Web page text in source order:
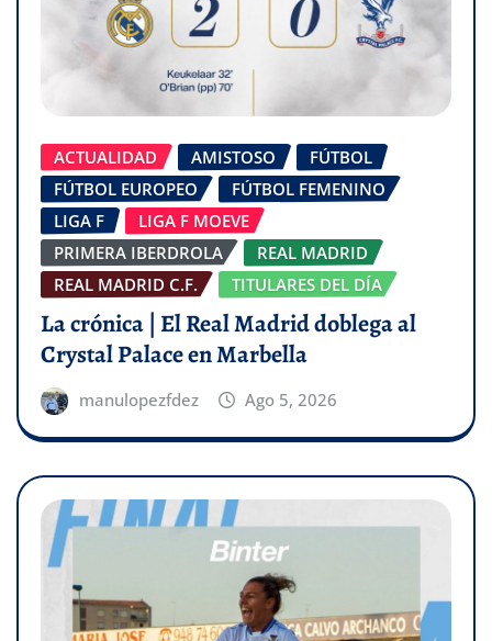
ACTUALIDAD AMISTOSO
FÚTBOL
FÚTBOL EUROPEO
FÚTBOL FEMENINO
LIGA F
LIGA F MOEVE
PRIMERA IBERDROLA
REAL MADRID
REAL MADRID C.F.
TITULARES DEL DÍA
La crónica | El Real Madrid doblega al
Crystal Palace en Marbella
manulopezfdez Ago 5, 2026